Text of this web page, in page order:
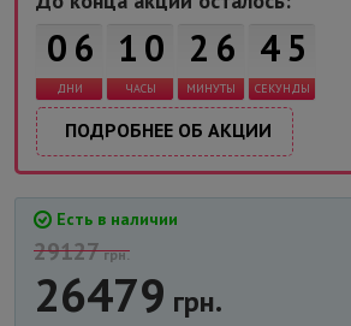
0 6
ДНИ
1 0
ЧАСЫ
2 6
МИНУТЫ
4 5
СЕКУНДЫ
ПОДРОБНЕЕ ОБ АКЦИИ
Есть в наличии
29127грн.
26479 грн.